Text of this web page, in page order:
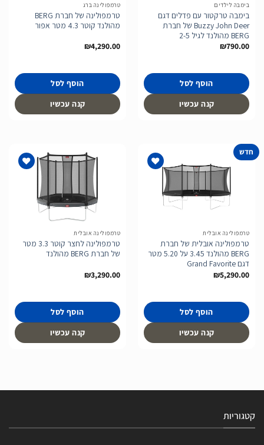
בימבה לילדים
בימבה טרקטור עם פדלים דגם
Buzzy John Deer של חברת
BERG מהולנד לגיל 2-5
₪790.00
הוסף לסל
קנה עכשיו
טרמפולינה ברג
טרמפולינה של חברת BERG
מהולנד קוטר 4.3 מטר אפור
₪4,290.00
הוסף לסל
קנה עכשיו
חדש
טרמפולינה אובלית
טרמפולינה אובלית של חברת
BERG מהולנד 3.45 על 5.20 מטר
דגם Grand Favorite
₪5,290.00
הוסף לסל
קנה עכשיו
טרמפולינה אובלית
טרמפולינה לחצר קוטר 3.3 מטר
של חברת BERG מהולנד
₪3,290.00
הוסף לסל
קנה עכשיו
קטגוריות